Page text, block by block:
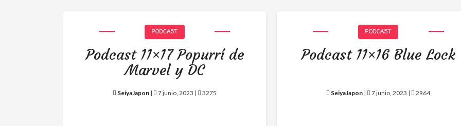
PODCAST
Podcast 11×17 Popurrí de
Marvel y DC
SeiyaJapon | 7 junio, 2023 | 3275
PODCAST
Podcast 11×16 Blue Lock
SeiyaJapon | 7 junio, 2023 | 2964